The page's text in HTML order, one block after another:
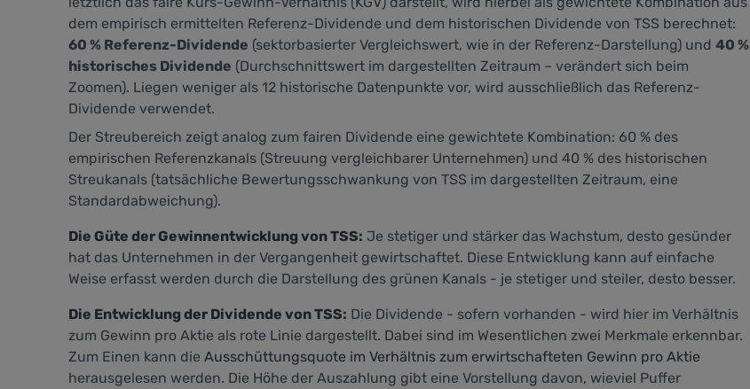
dem empirisch ermittelten Referenz-Dividende und dem historischen Dividende von TSS berechnet:
60 % Referenz-Dividende (sektorbasierter Vergleichswert, wie in der Referenz-Darstellung) und 40 %
historisches Dividende (Durchschnittswert im dargestellten Zeitraum – verändert sich beim
Zoomen). Liegen weniger als 12 historische Datenpunkte vor, wird ausschließlich das Referenz-
Dividende verwendet.
Der Streubereich zeigt analog zum fairen Dividende eine gewichtete Kombination: 60 % des
empirischen Referenzkanals (Streuung vergleichbarer Unternehmen) und 40 % des historischen
Streukanals (tatsächliche Bewertungsschwankung von TSS im dargestellten Zeitraum, eine
Standardabweichung).
Die Güte der Gewinnentwicklung von TSS: Je stetiger und stärker das Wachstum, desto gesünder
hat das Unternehmen in der Vergangenheit gewirtschaftet. Diese Entwicklung kann auf einfache
Weise erfasst werden durch die Darstellung des grünen Kanals - je stetiger und steiler, desto besser.
Die Entwicklung der Dividende von TSS: Die Dividende - sofern vorhanden - wird hier im Verhältnis
zum Gewinn pro Aktie als rote Linie dargestellt. Dabei sind im Wesentlichen zwei Merkmale erkennbar.
Zum Einen kann die Ausschüttungsquote im Verhältnis zum erwirtschafteten Gewinn pro Aktie
herausgelesen werden. Die Höhe der Auszahlung gibt eine Vorstellung davon, wieviel Puffer